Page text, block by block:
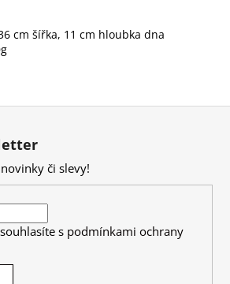
cm šířka, 11 cm hloubka dna
či slevy!
s podmínkami ochrany